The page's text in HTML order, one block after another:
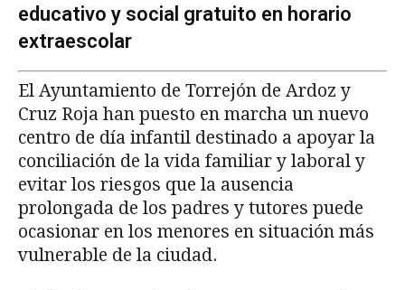
educativo y social gratuito en horario
extraescolar
El Ayuntamiento de Torrejón de Ardoz y
Cruz Roja han puesto en marcha un nuevo
centro de día infantil destinado a apoyar la
conciliación de la vida familiar y laboral y
evitar los riesgos que la ausencia
prolongada de los padres y tutores puede
ocasionar en los menores en situación más
vulnerable de la ciudad.